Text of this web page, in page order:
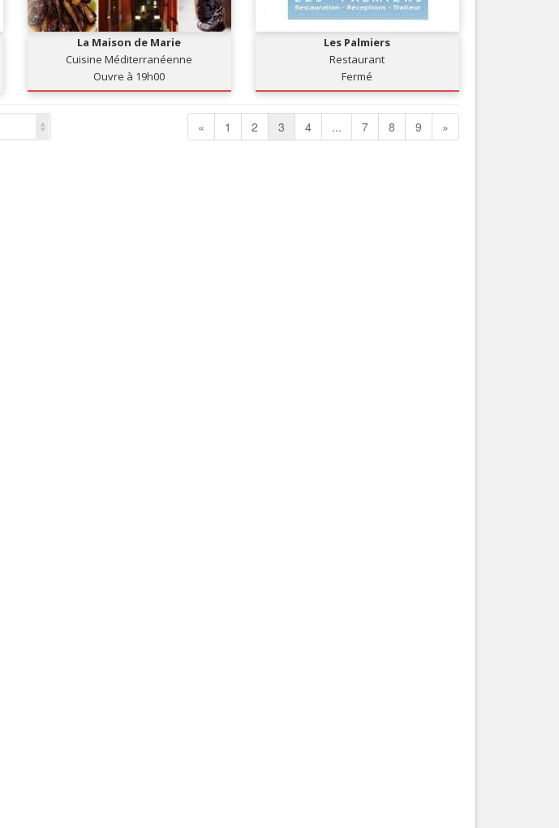
La Maison de Marie
Cuisine Méditerranéenne
Ouvre à 19h00
Les Palmiers
Restaurant
Fermé
« 1 2 3 4 ... 7 8 9 »